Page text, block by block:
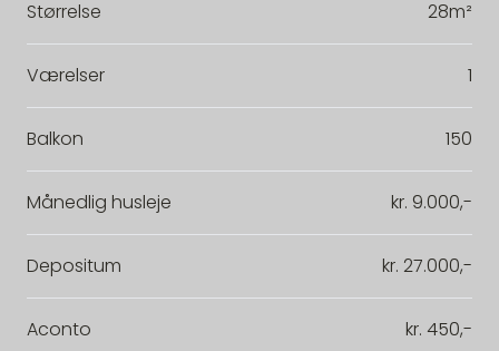
Størrelse 28m²
Værelser 1
Balkon 150
Månedlig husleje kr. 9.000,-
Depositum kr. 27.000,-
Aconto kr. 450,-